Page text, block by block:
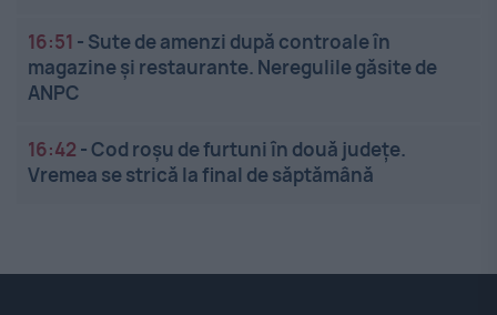
16:51 - Sute de amenzi după controale în
magazine și restaurante. Neregulile găsite de
ANPC
16:42 -Cod roșu de furtuni în două județe.
Vremea se strică la final de săptămână